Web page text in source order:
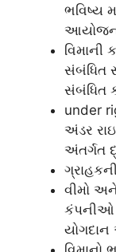
ભવિષ્ય
આયોજન
વિમાની
સંબંધિત
સંબંધિત
under
અંડર
અંતર્ગત
વીમો
કંપનીઓ
યોગદાન